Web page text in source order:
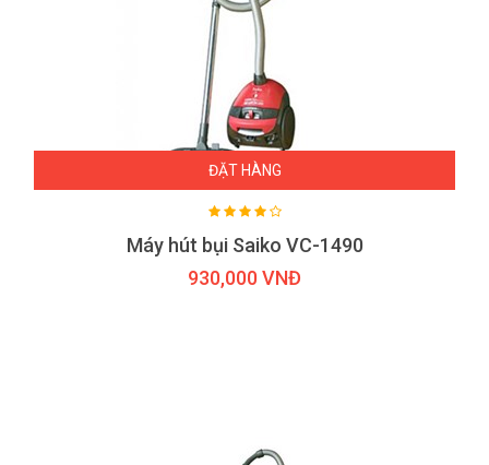
ĐẶT HÀNG
Máy hút bụi Saiko VC-1490
930,000 VNĐ